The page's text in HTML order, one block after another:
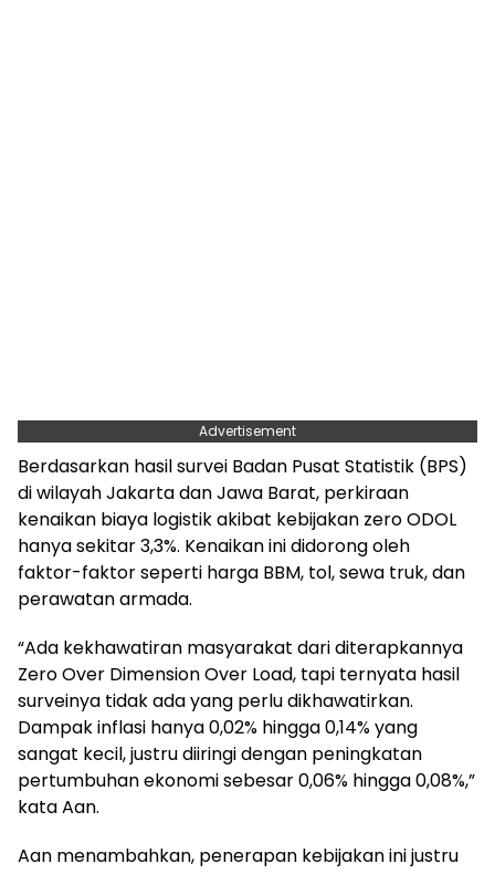
Advertisement
Berdasarkan hasil survei Badan Pusat Statistik (BPS)
di wilayah Jakarta dan Jawa Barat, perkiraan
kenaikan biaya logistik akibat kebijakan zero ODOL
hanya sekitar 3,3%. Kenaikan ini didorong oleh
faktor-faktor seperti harga BBM, tol, sewa truk, dan
perawatan armada.
“Ada kekhawatiran masyarakat dari diterapkannya
Zero Over Dimension Over Load, tapi ternyata hasil
surveinya tidak ada yang perlu dikhawatirkan.
Dampak inflasi hanya 0,02% hingga 0,14% yang
sangat kecil, justru diiringi dengan peningkatan
pertumbuhan ekonomi sebesar 0,06% hingga 0,08%,”
kata Aan.
Aan menambahkan, penerapan kebijakan ini justru